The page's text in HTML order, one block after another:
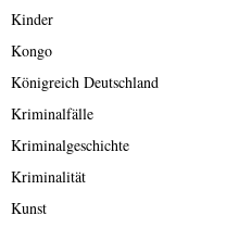
Kinder
Kongo
Königreich Deutschland
Kriminalfälle
Kriminalgeschichte
Kriminalität
Kunst